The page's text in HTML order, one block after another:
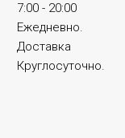
7:00 - 20:00
Ежедневно.
Доставка
Круглосуточно.